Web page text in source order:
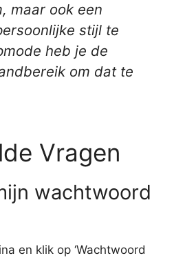
maar ook een
stijl te
heb je de
om dat te
Vragen
wachtwoord
en klik op ‘Wachtwoord